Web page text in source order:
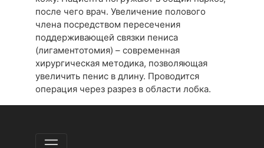
после чего врач. Увеличение полового
члена посредством пересечения
поддерживающей связки пениса
(лигаментотомия) – современная
хирургическая методика, позволяющая
увеличить пенис в длину. Проводится
операция через разрез в области лобка.